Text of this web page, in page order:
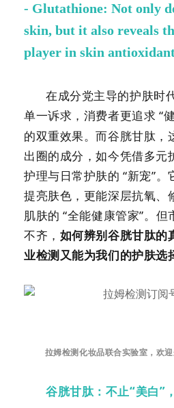
- Glutathione: Not only
skin, but it also reveals
player in skin
在成分党主导的护肤时
单一诉求，消费者更追求 “
的双重效果。而谷胱甘肽，
出圈的成分，如今凭借多元
护理与日常护肤的 “新宠”。
提亮肤色，更能深层抗氧、
肌肤的 “全能健康管家”。
不齐， 如何辨别谷胱甘肽的
业检测又能为我们的护肤选
拉姆检测化妆品联合实验室，欢
谷胱甘肽：不止“美白”